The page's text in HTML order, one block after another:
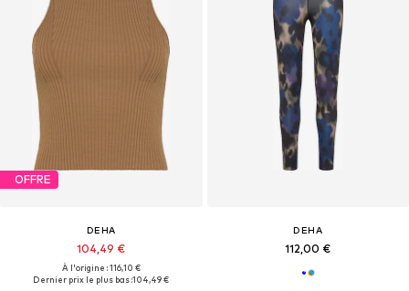
OFFRE
DEHA
104,49 €
À l'origine : 116,10 €
Dernier prix le plus bas :104,49 €
DEHA
112,00 €